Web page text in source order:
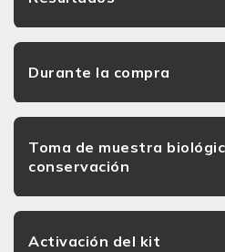
Durante la compra
Toma de muestra
conservación
Activación del kit